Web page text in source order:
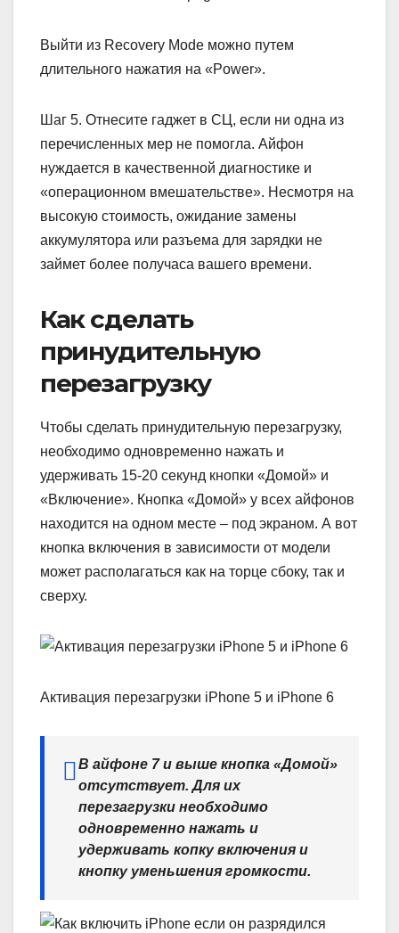
Выйти из Recovery Mode можно путем
длительного нажатия на «Power».
Шаг 5. Отнесите гаджет в СЦ, если ни одна из
перечисленных мер не помогла. Айфон
нуждается в качественной диагностике и
«операционном вмешательстве». Несмотря на
высокую стоимость, ожидание замены
аккумулятора или разъема для зарядки не
займет более получаса вашего времени.
Как сделать
принудительную
перезагрузку
Чтобы сделать принудительную перезагрузку,
необходимо одновременно нажать и
удерживать 15-20 секунд кнопки «Домой» и
«Включение». Кнопка «Домой» у всех айфонов
находится на одном месте – под экраном. А вот
кнопка включения в зависимости от модели
может располагаться как на торце сбоку, так и
сверху.
Активация перезагрузки iPhone 5 и iPhone 6
В айфоне 7 и выше кнопка «Домой»
отсутствует. Для их
перезагрузки необходимо
одновременно нажать и
удерживать копку включения и
кнопку уменьшения громкости.